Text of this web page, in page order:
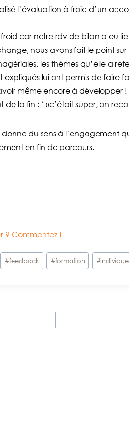
l’évaluation à froid d’un
car notre rdv de bilan a eu
nous avons fait le point
les thèmes qu’elle a
expliqués lui ont permis de
même encore à développer !
de la fin : ‘ »c’était super, on
du sens à l’engagement
en fin de parcours.
? Commentez !
#feedback #formation #individuel